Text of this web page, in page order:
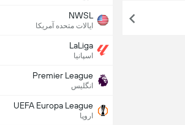
NWSL
ایالات متحده آمریکا
LaLiga
اسپانیا
Premier League
انگلیس
UEFA Europa League
اروپا